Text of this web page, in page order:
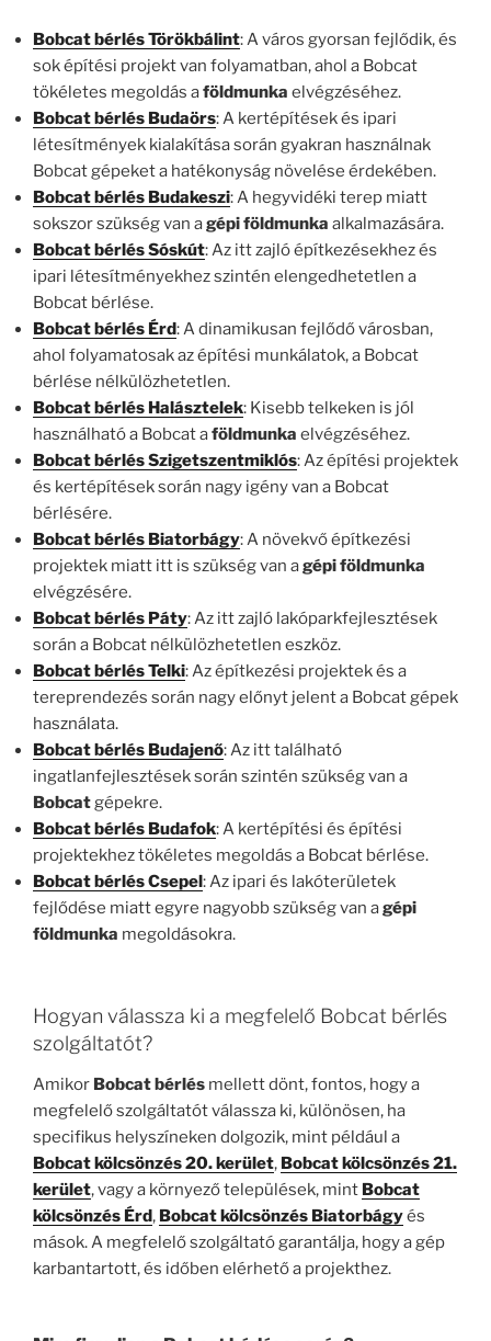
Bobcat bérlés Törökbálint: A város gyorsan fejlődik, és
sok építési projekt van folyamatban, ahol a Bobcat
tökéletes megoldás aföldmunka elvégzéséhez.
Bobcat bérlés Budaörs: A kertépítések és ipari
létesítmények kialakítása során gyakran használnak
Bobcat gépeket a hatékonyság növelése érdekében.
Bobcat bérlés Budakeszi: A hegyvidéki terep miatt
sokszor szükség van agépi földmunka alkalmazására.
Bobcat bérlés Sóskút: Az itt zajló építkezésekhez és
ipari létesítményekhez szintén elengedhetetlen a
Bobcat bérlése.
Bobcat bérlés Érd: A dinamikusan fejlődő városban,
ahol folyamatosak az építési munkálatok, a Bobcat
bérlése nélkülözhetetlen.
Bobcat bérlés Halásztelek: Kisebb telkeken is jól
használható a Bobcat aföldmunka elvégzéséhez.
Bobcat bérlés Szigetszentmiklós: Az építési projektek
és kertépítések során nagy igény van a Bobcat
bérlésére.
Bobcat bérlés Biatorbágy: A növekvő építkezési
projektek miatt itt is szükség van agépi földmunka
elvégzésére.
Bobcat bérlés Páty: Az itt zajló lakóparkfejlesztések
során a Bobcat nélkülözhetetlen eszköz.
Bobcat bérlés Telki: Az építkezési projektek és a
tereprendezés során nagy előnyt jelent a Bobcat gépek
használata.
Bobcat bérlés Budajenő: Az itt található
ingatlanfejlesztések során szintén szükség van a
Bobcatgépekre.
Bobcat bérlés Budafok: A kertépítési és építési
projektekhez tökéletes megoldás a Bobcat bérlése.
Bobcat bérlés Csepel: Az ipari és lakóterületek
fejlődése miatt egyre nagyobb szükség van agépi
földmunka megoldásokra.
Hogyan válassza ki a megfelelő Bobcat bérlés
szolgáltatót?
Amikor Bobcat bérlés mellett dönt, fontos, hogy a
megfelelő szolgáltatót válassza ki, különösen, ha
specifikus helyszíneken dolgozik, mint például a
Bobcat kölcsönzés 20. kerület, Bobcat kölcsönzés 21.
kerület, vagy a környező települések, mint Bobcat
kölcsönzés Érd, Bobcat kölcsönzés Biatorbágyés
mások. A megfelelő szolgáltató garantálja, hogy a gép
karbantartott, és időben elérhető a projekthez.